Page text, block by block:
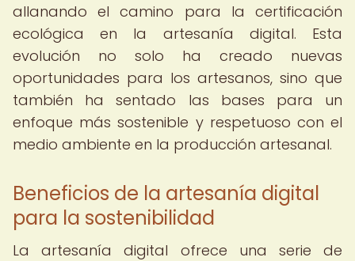
allanando el camino para la certificación
ecológica en la artesanía digital. Esta
evolución no solo ha creado nuevas
oportunidades para los artesanos, sino que
también ha sentado las bases para un
enfoque más sostenible y respetuoso con el
medio ambiente en la producción artesanal.
Beneficios de la artesanía digital
para la sostenibilidad
La artesanía digital ofrece una serie de